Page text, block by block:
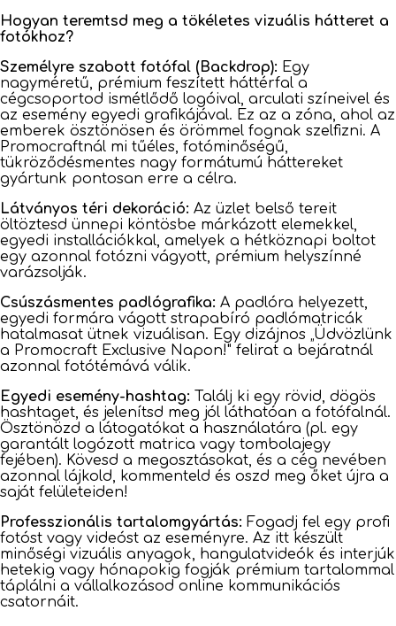
Hogyan teremtsd meg a tökéletes vizuális hátteret a
fotókhoz?
Személyre szabott fotófal (Backdrop): Egy
nagyméretű, prémium feszített háttérfal a
cégcsoportod ismétlődő logóival, arculati színeivel és
az esemény egyedi grafikájával. Ez az a zóna, ahol az
emberek ösztönösen és örömmel fognak szelfizni. A
Promocraftnál mi tűéles, fotóminőségű,
tükröződésmentes nagy formátumú háttereket
gyártunk pontosan erre a célra.
Látványos téri dekoráció: Az üzlet belső tereit
öltöztesd ünnepi köntösbe márkázott elemekkel,
egyedi installációkkal, amelyek a hétköznapi boltot
egy azonnal fotózni vágyott, prémium helyszínné
varázsolják.
Csúszásmentes padlógrafika: A padlóra helyezett,
egyedi formára vágott strapabíró padlómatricák
hatalmasat ütnek vizuálisan. Egy dizájnos „Üdvözlünk
a Promocraft Exclusive Napon!" felirat a bejáratnál
azonnal fotótémává válik.
Egyedi esemény-hashtag: Találj ki egy rövid, dögös
hashtaget, és jelenítsd meg jól láthatóan a fotófalnál.
Ösztönözd a látogatókat a használatára (pl. egy
garantált logózott matrica vagy tombolajegy
fejében). Kövesd a megosztásokat, és a cég nevében
azonnal lájkold, kommenteld és oszd meg őket újra a
saját felületeiden!
Professzionális tartalomgyártás: Fogadj fel egy profi
fotóst vagy videóst az eseményre. Az itt készült
minőségi vizuális anyagok, hangulatvideók és interjúk
hetekig vagy hónapokig fogják prémium tartalommal
táplálni a vállalkozásod online kommunikációs
csatornáit.